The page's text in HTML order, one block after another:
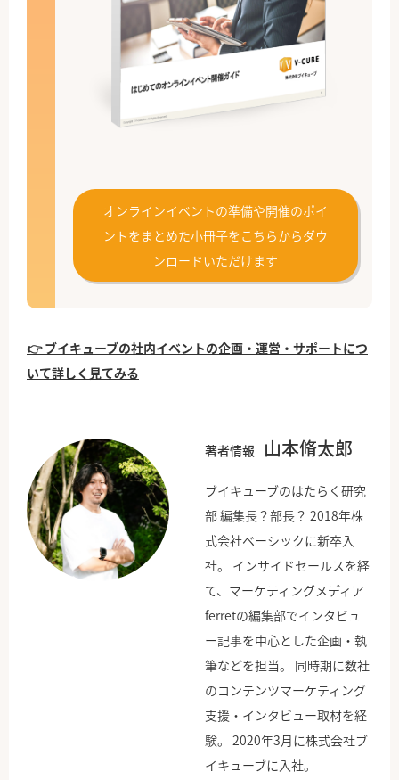
オンラインイベントの準備や開催のポイ
ントをまとめた小冊子をこちらからダウ
ンロードいただけます
👉 ブイキューブの社内イベントの企画・運営・サポートにつ
いて詳しく見てみる
著者情報 山本脩太郎
ブイキューブのはたらく研究
部 編集長？部長？ 2018年株
式会社ベーシックに新卒入
社。 インサイドセールスを経
て、マーケティングメディア
ferretの編集部でインタビュ
ー記事を中心とした企画・執
筆などを担当。 同時期に数社
のコンテンツマーケティング
支援・インタビュー取材を経
験。 2020年3月に株式会社ブ
イキューブに入社。